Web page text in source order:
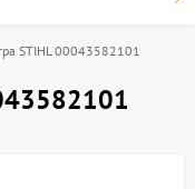
STIHL 00043582101